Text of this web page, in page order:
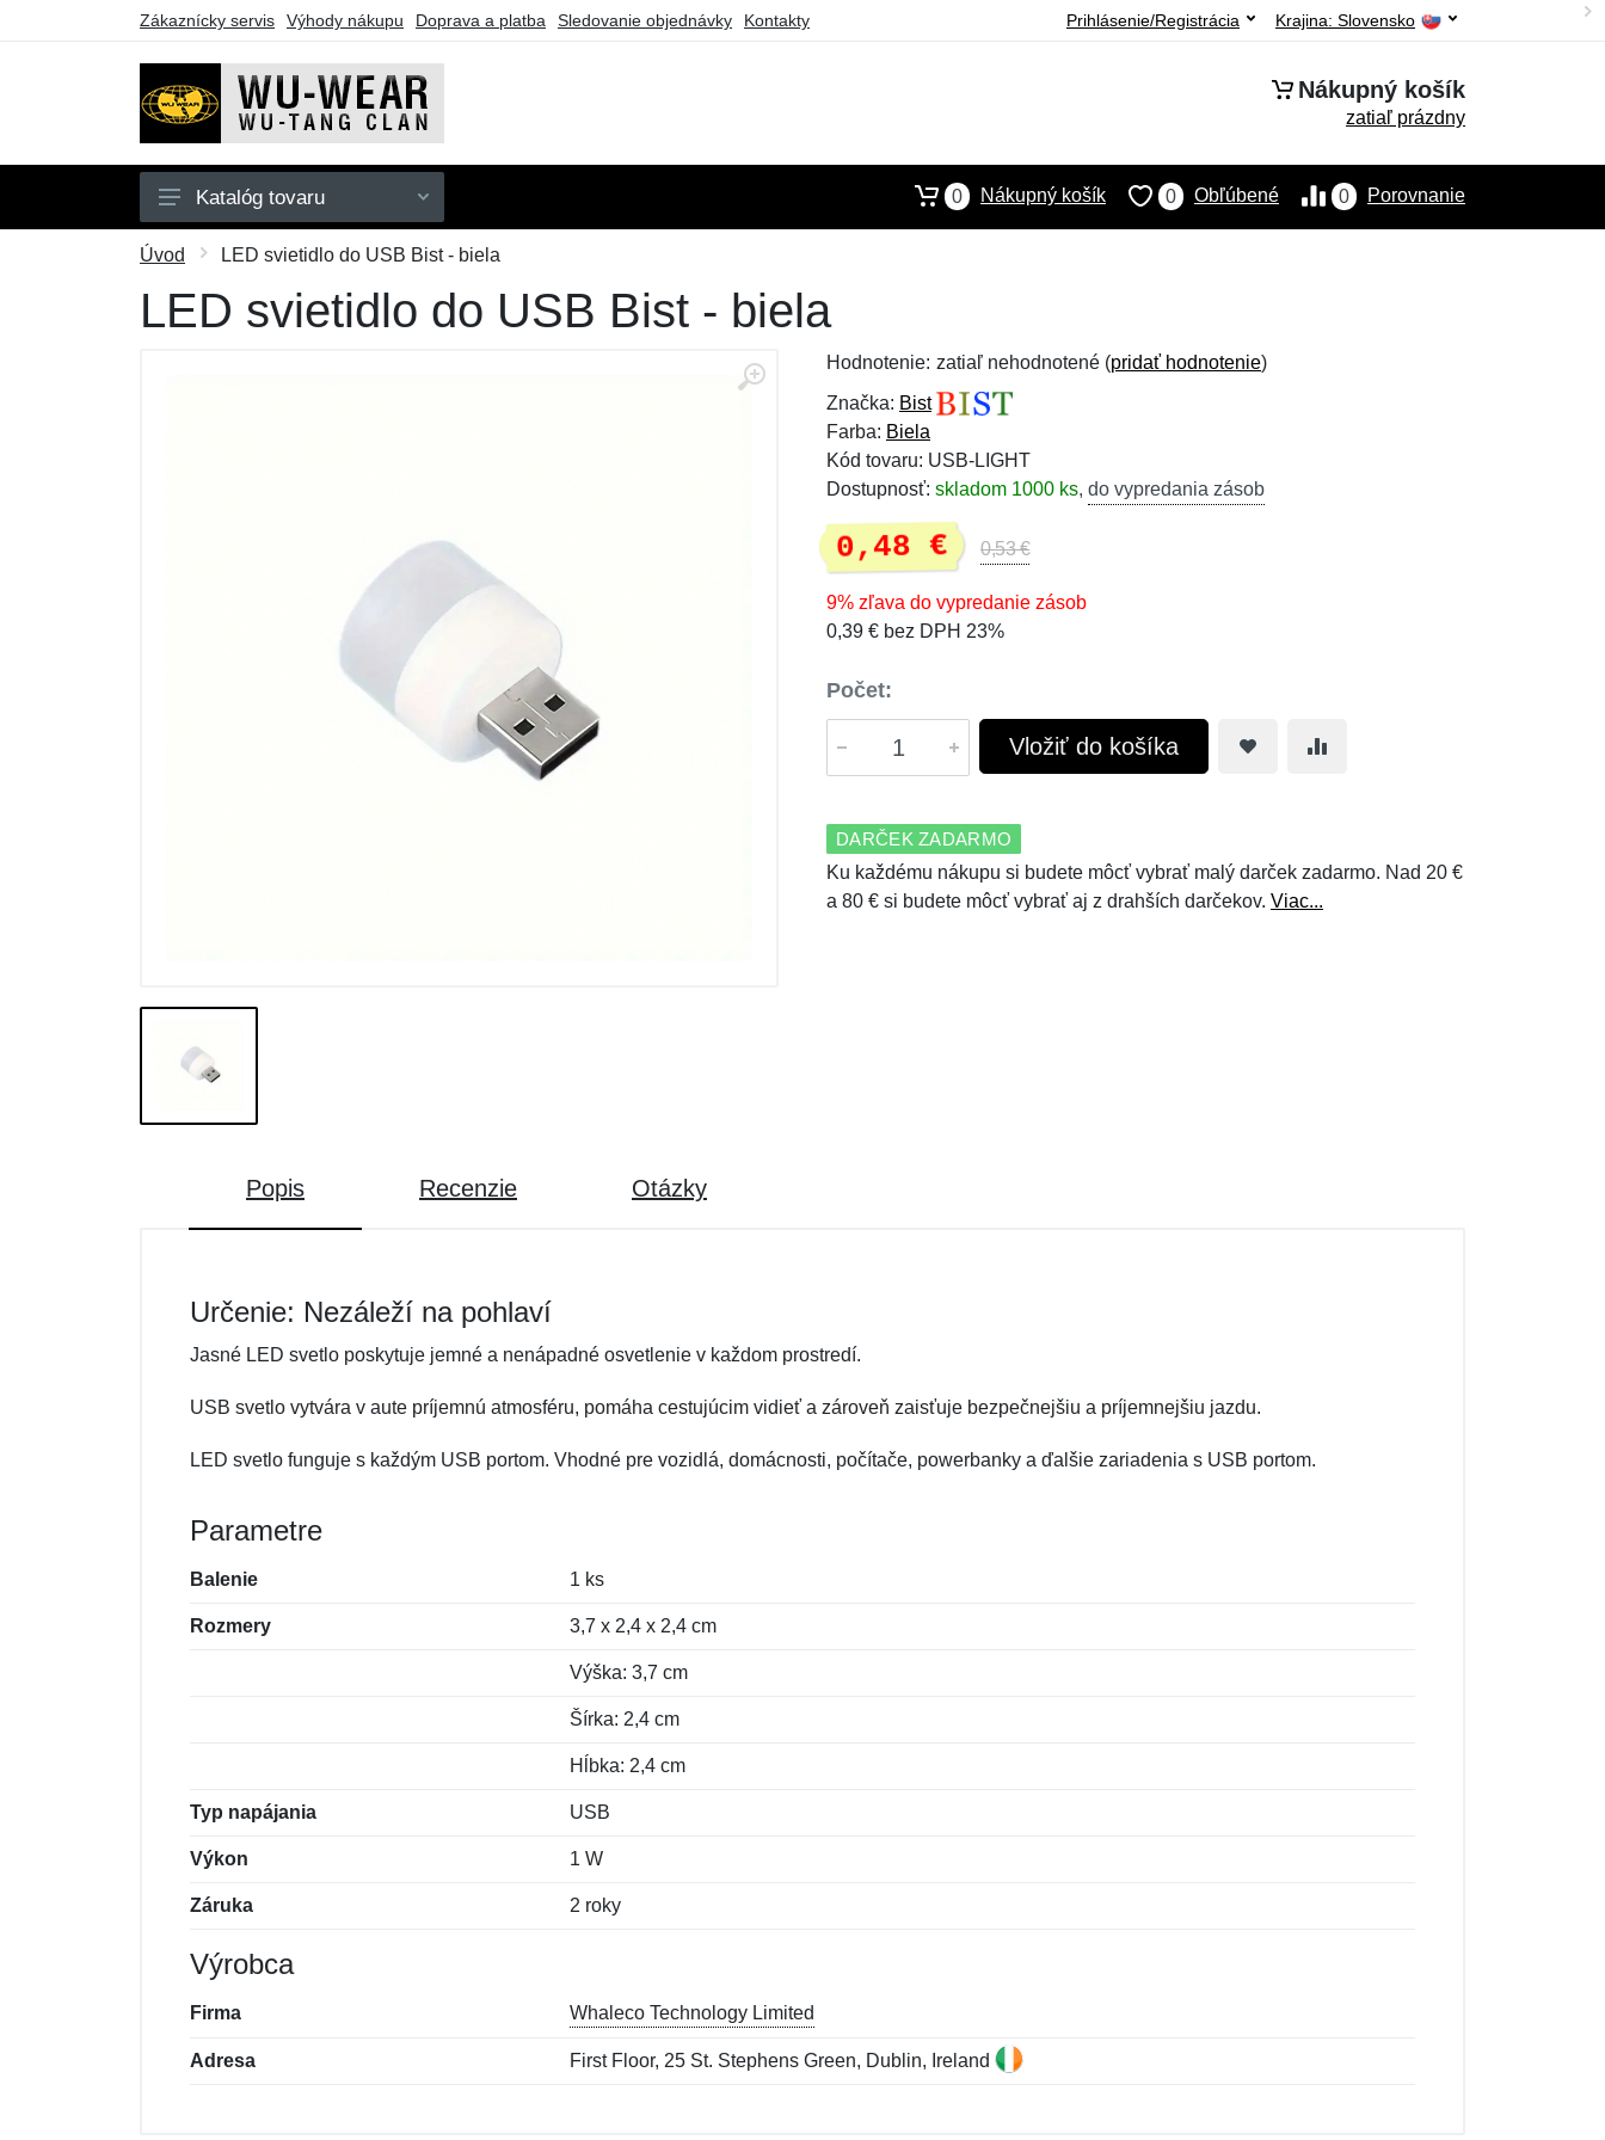
Zákaznícky servis Výhody nákupu Doprava a platba Sledovanie objednávky Kontakty Krajina: Slovensko
Prihlásenie/Registrácia
Nákupný košík
zatiaľ prázdny
Mikiny
Tričká
Katalóg tovaru 0 Porovnanie
0 Obľúbené
0 Nákupný košík
Úvod LED svietidlo do USB Bist - biela
LED svietidlo do USB Bist - biela
Hodnotenie: zatiaľ nehodnotené (pridať hodnotenie)
Značka: Bist
Farba: Biela
Kód tovaru: USB-LIGHT
Dostupnosť: skladom 1000 ks, do vypredania zásob
0,48 € 0,53 €
9% zľava do vypredanie zásob
0,39 € bez DPH 23%
Počet:
Vložiť do košíka
DARČEK ZADARMO
Ku každému nákupu si budete môcť vybrať malý darček zadarmo. Nad 20 €
a 80 € si budete môcť vybrať aj z drahších darčekov. Viac...
Popis Recenzie Otázky
Určenie: Nezáleží na pohlaví
Jasné LED svetlo poskytuje jemné a nenápadné osvetlenie v každom prostredí.
USB svetlo vytvára v aute príjemnú atmosféru, pomáha cestujúcim vidieť a zároveň zaisťuje bezpečnejšiu a príjemnejšiu jazdu.
LED svetlo funguje s každým USB portom. Vhodné pre vozidlá, domácnosti, počítače, powerbanky a ďalšie zariadenia s USB portom.
Parametre
Balenie 1 ks
Rozmery 3,7 x 2,4 x 2,4 cm
Výška: 3,7 cm
Šírka: 2,4 cm
Hĺbka: 2,4 cm
Typ napájania USB
Výkon 1 W
Záruka 2 roky
Výrobca
Firma Whaleco Technology Limited
Adresa First Floor, 25 St. Stephens Green, Dublin, Ireland